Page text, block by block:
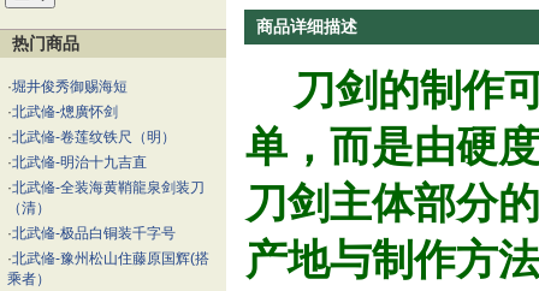
热门商品
·堀井俊秀御赐海短
·北武偹-熜廣怀剑
·北武偹-卷莲纹铁尺（明）
·北武偹-明治十九吉直
·北武偹-全装海黄鞘龍泉剑装刀
（清）
·北武偹-极品白铜装千字号
·北武偹-豫州松山住藤原国辉(搭
乘者）
商品详细描述
刀剑的制作
单，而是由硬
刀剑主体部分
产地与制作方